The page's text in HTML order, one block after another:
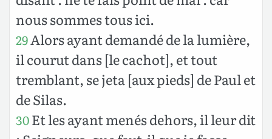
nous sommes tous ici.
29Alors ayant demandé de la lumière,
il courut dans [le cachot], et tout
tremblant, se jeta [aux pieds] de Paul et
de Silas.
30Et les ayant menés dehors, il leur dit